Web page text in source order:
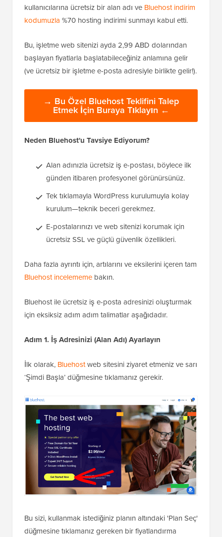
kullanıcılarına ücretsiz bir alan adı ve Bluehost indirim
kodumuzla %70 hosting indirimi sunmayı kabul etti.
Bu, işletme web sitenizi ayda 2,99 ABD dolarından
başlayan fiyatlarla başlatabileceğiniz anlamına gelir
(ve ücretsiz bir işletme e-posta adresiyle birlikte gelir!).
→ Bu Özel Bluehost Teklifini Talep
Etmek İçin Buraya Tıklayın ←
Neden Bluehost'u Tavsiye Ediyorum?
Alan adınızla ücretsiz iş e-postası, böylece ilk
günden itibaren profesyonel görünürsünüz.
Tek tıklamayla WordPress kurulumuyla kolay
kurulum—teknik beceri gerekmez.
E-postalarınızı ve web sitenizi korumak için
ücretsiz SSL ve güçlü güvenlik özellikleri.
Daha fazla ayrıntı için, artılarını ve eksilerini içeren tam
Bluehost incelememe bakın.
Bluehost ile ücretsiz iş e-posta adresinizi oluşturmak
için eksiksiz adım adım talimatlar aşağıdadır.
Adım 1. İş Adresinizi (Alan Adı) Ayarlayın
İlk olarak, Bluehostweb sitesini ziyaret etmeniz ve sarı
‘Şimdi Başla’ düğmesine tıklamanız gerekir.
Bu sizi, kullanmak istediğiniz planın altındaki 'Plan Seç'
düğmesine tıklamanız gereken bir fiyatlandırma